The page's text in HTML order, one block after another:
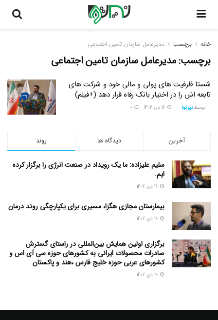
خانه برچسب مدیرعامل سازمان تامین اجتماعی
برچسب:مدیرعامل سازمان تامین اجتماعی
شستا ظرفیت های پولی و مالی خود و شرکت های
تابعه اش را در اختیار بانک رفاه قرار دهد (+فیلم)
توسط نیرتوا
روند دیدگاه ها آخرین
سلیم علیزاده: ما یک رویداد در صنعت انرژی را برگزار کرده
ایم.
بیمارستان مجازی هگزا، مسیری برای یکپارچگی روند درمان
برگزاری اولین همایش بین‌المللی در راستای گسترش
صادرات محصولات ایرانی به کشورهای حوزه سی آی اس و
کشورهای عربی حوزه خلیج فارس ،هند و پاکستان